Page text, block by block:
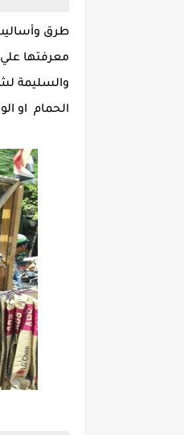
طرق
معرفتها
والسليمة
الحمام او